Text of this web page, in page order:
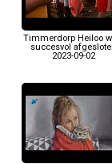
Timmerdorp Heiloo
succesvol
2023-09-02